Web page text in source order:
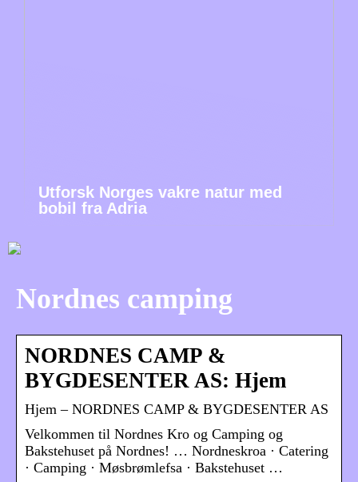
Utforsk Norges vakre natur med
bobil fra Adria
Nordnes camping
NORDNES CAMP &
BYGDESENTER AS: Hjem
Hjem – NORDNES CAMP & BYGDESENTER AS
Velkommen til Nordnes Kro og Camping og
Bakstehuset på Nordnes! … Nordneskroa · Catering
· Camping · Møsbrømlefsa · Bakstehuset …